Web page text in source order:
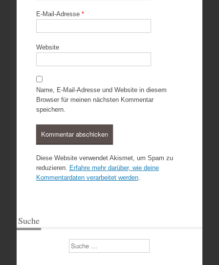
E-Mail-Adresse *
Website
Name, E-Mail-Adresse und Website in diesem
Browser für meinen nächsten Kommentar
speichern.
Diese Website verwendet Akismet, um Spam zu
reduzieren. Erfahre mehr darüber, wie deine
Kommentardaten verarbeitet werden.
Suche
Suchen